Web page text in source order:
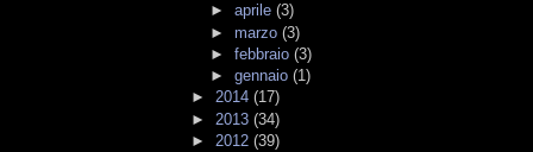
► aprile (3)
► marzo (3)
► febbraio (3)
► gennaio (1)
► 2014 (17)
► 2013 (34)
► 2012 (39)